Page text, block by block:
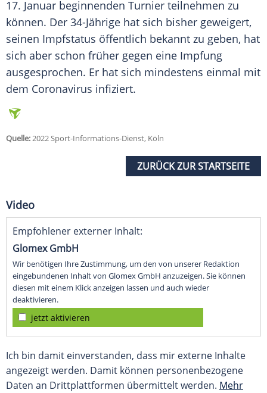
17. Januar beginnenden Turnier teilnehmen zu
können. Der 34-Jährige hat sich bisher geweigert,
seinen Impfstatus öffentlich bekannt zu geben, hat
sich aber schon früher gegen eine Impfung
ausgesprochen. Er hat sich mindestens einmal mit
dem Coronavirus infiziert.
Quelle:2022 Sport-Informations-Dienst, Köln
ZURÜCK ZUR STARTSEITE
Video
Empfohlener externer Inhalt:
Glomex GmbH
Wir benötigen Ihre Zustimmung, um den von unserer Redaktion
eingebundenen Inhalt von Glomex GmbH anzuzeigen. Sie können
diesen mit einem Klick anzeigen lassen und auch wieder
deaktivieren.
jetzt aktivieren
Ich bin damit einverstanden, dass mir externe Inhalte
angezeigt werden. Damit können personenbezogene
Daten an Drittplattformen übermittelt werden. Mehr